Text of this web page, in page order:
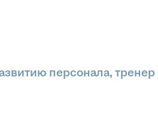
персонала, тренер